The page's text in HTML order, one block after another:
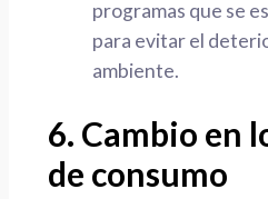
programas que se
para evitar el
ambiente.
6. Cambio en
de consumo